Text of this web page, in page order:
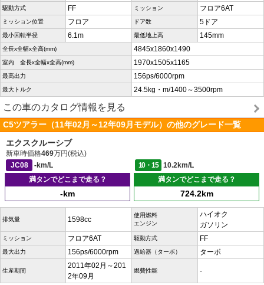
駆動方式 FF ミッション フロア6AT
ミッション位置 フロア ドア数 5ドア
最小回転半径 6.1m 最低地上高 145mm
全長x全幅x全高(mm) 4845x1860x1490
室内 全長x全幅x全高(mm) 1970x1505x1165
最高出力 156ps/6000rpm
最大トルク 24.5kg・m/1400～3500rpm
この車のカタログ情報を見る
C5ツアラー（11年02月～12年09月モデル）の他のグレード一覧
エクスクルーシブ
新車時価格469万円(税込)
JC08
-km/L 10・15
10.2km/L
満タンでどこまで走る？
-km
満タンでどこまで走る？
724.2km
排気量 1598cc
使用燃料
エンジン
ハイオク
ガソリン
ミッション フロア6AT 駆動方式 FF
最大出力 156ps/6000rpm 過給器（ターボ） ターボ
生産期間
2011年02月～201
2年09月
燃費性能 -